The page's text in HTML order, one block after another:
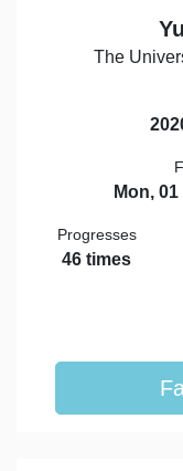
The
Mon,
Progresses
46 times